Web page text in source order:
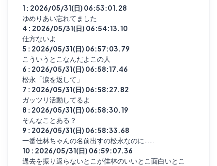
1 : 2026/05/31(日) 06:53:01.28
ゆめりあい忘れてました
4 : 2026/05/31(日) 06:54:13.10
仕方ないよ
5 : 2026/05/31(日) 06:57:03.79
こういうとこなんだよこの人
6 : 2026/05/31(日) 06:58:17.46
松永「涙を返して」
7 : 2026/05/31(日) 06:58:27.82
ガッツリ活動してるよ
8 : 2026/05/31(日) 06:58:30.19
そんなことある？
9 : 2026/05/31(日) 06:58:33.68
一番佳林ちゃんの名前出すの松永なのに……
10 : 2026/05/31(日) 06:59:07.36
過去を振り返らないとこが佳林のいいとこ面白いとこ